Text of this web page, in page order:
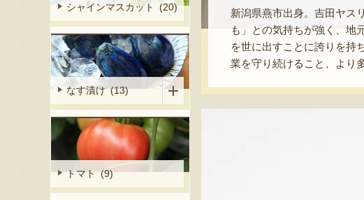
新潟県燕市出身。吉田ヤス
も」との気持ちが強く、地
を世に出すことに誇りを持
業を守り続けること、より
シャインマスカット (20)
なす漬け (13)
トマト (9)